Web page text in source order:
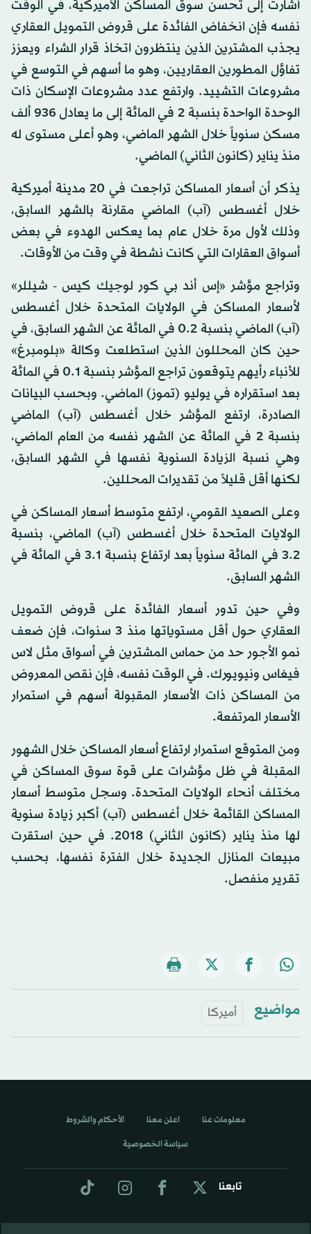
أشارت إلى تحسن سوق المساكن الأميركية، في الوقت
نفسه فإن انخفاض الفائدة على قروض التمويل العقاري
يجذب المشترين الذين ينتظرون اتخاذ قرار الشراء ويعزز
تفاؤل المطورين العقاريين، وهو ما أسهم في التوسع في
مشروعات التشييد. وارتفع عدد مشروعات الإسكان ذات
الوحدة الواحدة بنسبة 2 في المائة إلى ما يعادل 936 ألف
مسكن سنوياً خلال الشهر الماضي، وهو أعلى مستوى له
منذ يناير (كانون الثاني) الماضي.
يذكر أن أسعار المساكن تراجعت في 20 مدينة أميركية
خلال أغسطس (آب) الماضي مقارنة بالشهر السابق،
وذلك لأول مرة خلال عام بما يعكس الهدوء في بعض
أسواق العقارات التي كانت نشطة في وقت من الأوقات.
وتراجع مؤشر «إس أند بي كور لوجيك كيس - شيللر»
لأسعار المساكن في الولايات المتحدة خلال أغسطس
(آب) الماضي بنسبة 0.2 في المائة عن الشهر السابق، في
حين كان المحللون الذين استطلعت وكالة «بلومبرغ»
للأنباء رأيهم يتوقعون تراجع المؤشر بنسبة 0.1 في المائة
بعد استقراره في يوليو (تموز) الماضي. وبحسب البيانات
الصادرة، ارتفع المؤشر خلال أغسطس (آب) الماضي
بنسبة 2 في المائة عن الشهر نفسه من العام الماضي،
وهي نسبة الزيادة السنوية نفسها في الشهر السابق،
لكنها أقل قليلاً من تقديرات المحللين.
وعلى الصعيد القومي، ارتفع متوسط أسعار المساكن في
الولايات المتحدة خلال أغسطس (آب) الماضي، بنسبة
3.2 في المائة سنوياً بعد ارتفاع بنسبة 3.1 في المائة في
الشهر السابق.
وفي حين تدور أسعار الفائدة على قروض التمويل
العقاري حول أقل مستوياتها منذ 3 سنوات، فإن ضعف
نمو الأجور حد من حماس المشترين في أسواق مثل لاس
فيغاس ونيويورك. في الوقت نفسه، فإن نقص المعروض
من المساكن ذات الأسعار المقبولة أسهم في استمرار
الأسعار المرتفعة.
ومن المتوقع استمرار ارتفاع أسعار المساكن خلال الشهور
المقبلة في ظل مؤشرات على قوة سوق المساكن في
مختلف أنحاء الولايات المتحدة. وسجل متوسط أسعار
المساكن القائمة خلال أغسطس (آب) أكبر زيادة سنوية
لها منذ يناير (كانون الثاني) 2018. في حين استقرت
مبيعات المنازل الجديدة خلال الفترة نفسها، بحسب
تقرير منفصل.
مواضيع أميركا
تابعنا
معلومات عنا اعلن معنا الأحكام والشروط
سياسة الخصوصية